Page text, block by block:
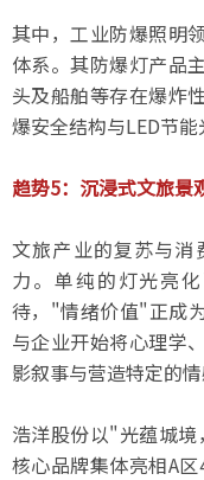
其中，工业防爆照明
体系。其防爆灯产品
头及船舶等存在爆炸
爆安全结构与LED节能
趋势5：沉浸式文旅
文旅产业的复苏与消
力。单纯的灯光亮
待，"情绪价值"正成
与企业开始将心理学
影叙事与营造特定的情
浩洋股份以"光蕴城
核心品牌集体亮相A